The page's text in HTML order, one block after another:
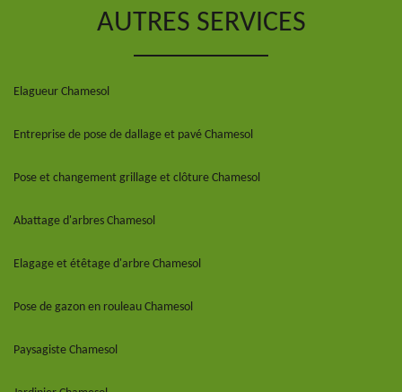
AUTRES SERVICES
Elagueur Chamesol
Entreprise de pose de dallage et pavé Chamesol
Pose et changement grillage et clôture Chamesol
Abattage d'arbres Chamesol
Elagage et étêtage d'arbre Chamesol
Pose de gazon en rouleau Chamesol
Paysagiste Chamesol